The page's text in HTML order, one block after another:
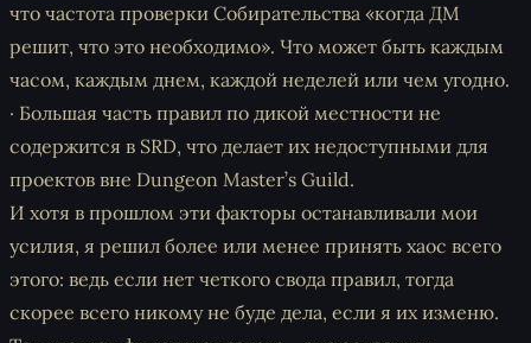
что частота проверки Собирательства «когда ДМ
решит, что это необходимо». Что может быть каждым
часом, каждым днем, каждой неделей или чем угодно.
· Большая часть правил по дикой местности не
содержится в SRD, что делает их недоступными для
проектов вне Dungeon Master’s Guild.
И хотя в прошлом эти факторы останавливали мои
усилия, я решил более или менее принять хаос всего
этого: ведь если нет четкого свода правил, тогда
скорее всего никому не буде дела, если я их изменю.